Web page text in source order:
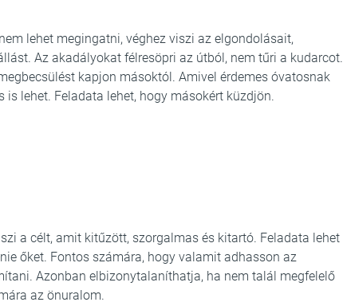
lehet megingatni, véghez viszi az elgondolásait,
Az akadályokat félresöpri az útból, nem tűri a kudarcot.
kapjon másoktól. Amivel érdemes óvatosnak
is lehet. Feladata lehet, hogy másokért küzdjön.
a célt, amit kitűzött, szorgalmas és kitartó. Feladata lehet
őket. Fontos számára, hogy valamit adhasson az
Azonban elbizonytalaníthatja, ha nem talál megfelelő
az önuralom.